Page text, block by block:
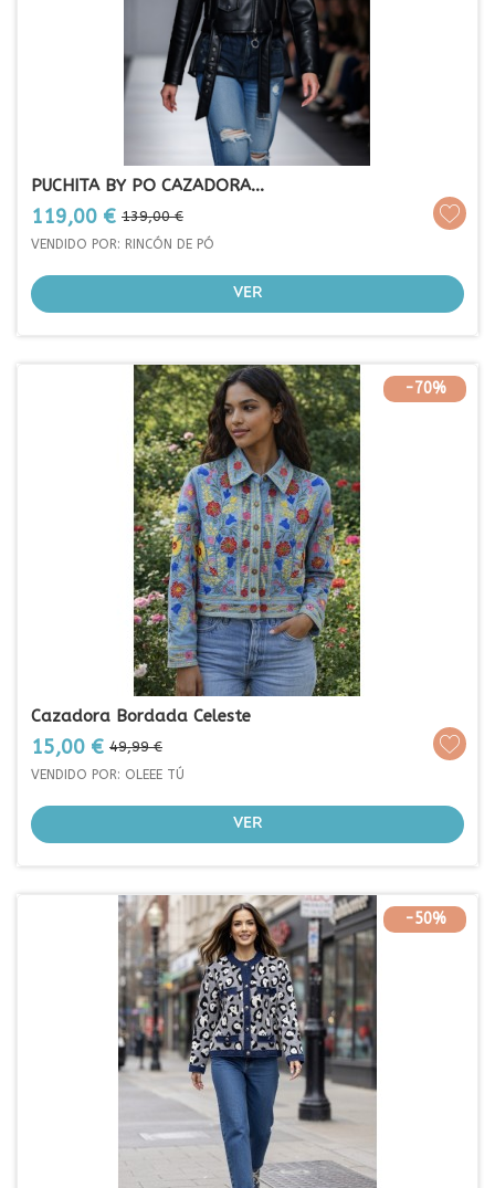
PUCHITA BY PO CAZADORA...
Prezo
119,00 € Prezo
base
139,00 €
VENDIDO POR: RINCÓN DE PÓ
VER
-70%
Cazadora Bordada Celeste
Prezo
15,00 € Prezo
base
49,99 €
VENDIDO POR: OLEEE TÚ
VER
-50%